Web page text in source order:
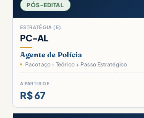
PÓS-EDITAL
ESTRATÉGIA (E)
PC-AL
Agente de Polícia
Pacotaço - Teórico + Passo Estratégico
A PARTIR DE
R$ 67